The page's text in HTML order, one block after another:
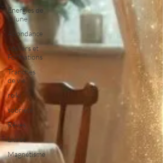
Energies de
la lune
Abondance
Ateliers et
Formations
Tranches
de vie
reiki
sobriété
Rêves
Livres
Magnétisme